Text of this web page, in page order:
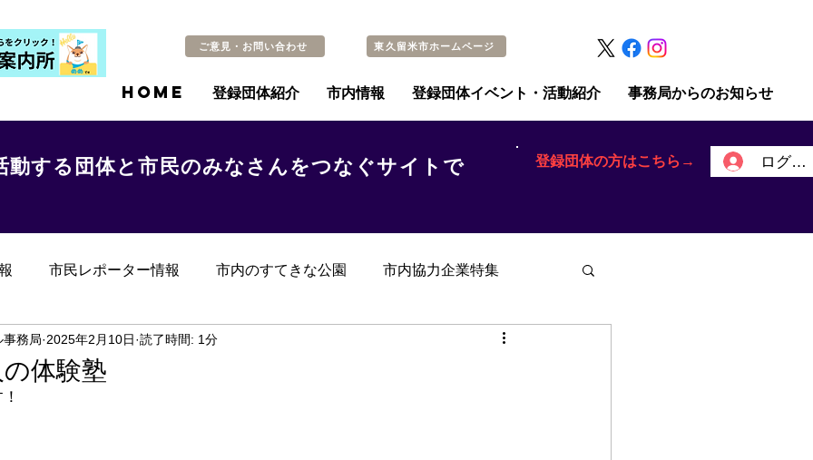
ご意見・お問い合わせ 東久留米市ホームページ
HOME 登録団体紹介 市内情報 登録団体イベント・活動紹介 事務局からのお知らせ
する団体と市民のみなさんをつなぐサイトで 登録団体の方はこちら→ ログイ
市民レポーター情報 市内のすてきな公園 市内協力企業特集
のお知らせ その他 過去の記事
体験塾
事務局 2025年2月10日 読了時間: 1分